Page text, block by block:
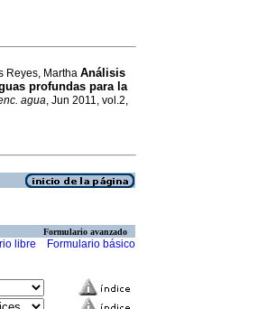
Reyes, Martha Análisis
profundas para la
agua, Jun 2011, vol.2,
Formulario avanzado
libre Formulario básico